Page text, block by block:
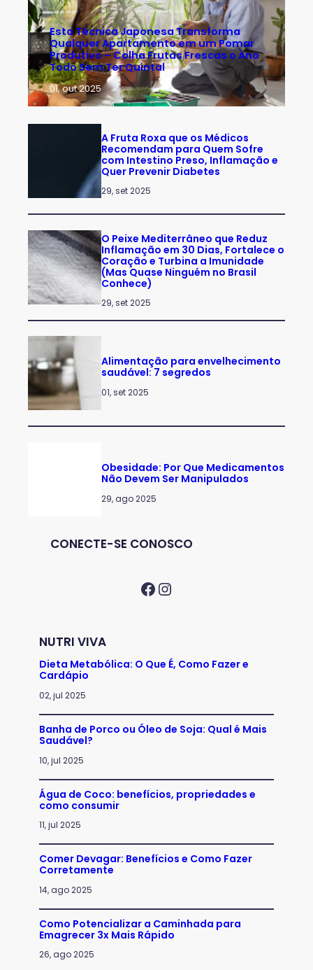
Esta Técnica Japonesa Transforma
Qualquer Apartamento em um Pomar
Produtivo – Colha Frutas Frescas o Ano
Todo Sem Ter Quintal
01, out 2025
A Fruta Roxa que os Médicos
Recomendam para Quem Sofre
com Intestino Preso, Inflamação e
Quer Prevenir Diabetes
29, set 2025
O Peixe Mediterrâneo que Reduz
Inflamação em 30 Dias, Fortalece o
Coração e Turbina a Imunidade
(Mas Quase Ninguém no Brasil
Conhece)
29, set 2025
Alimentação para envelhecimento
saudável: 7 segredos
01, set 2025
Obesidade: Por Que Medicamentos
Não Devem Ser Manipulados
29, ago 2025
CONECTE-SE CONOSCO
Facebook Instagram
NUTRI VIVA
Dieta Metabólica: O Que É, Como Fazer e
Cardápio
02, jul 2025
Banha de Porco ou Óleo de Soja: Qual é Mais
Saudável?
10, jul 2025
Água de Coco: benefícios, propriedades e
como consumir
11, jul 2025
Comer Devagar: Benefícios e Como Fazer
Corretamente
14, ago 2025
Como Potencializar a Caminhada para
Emagrecer 3x Mais Rápido
26, ago 2025